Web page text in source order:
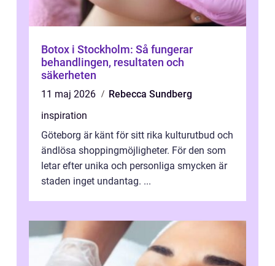
Botox i Stockholm: Så fungerar
behandlingen, resultaten och
säkerheten
11 maj 2026
Rebecca Sundberg
inspiration
Göteborg är känt för sitt rika kulturutbud och
ändlösa shoppingmöjligheter. För den som
letar efter unika och personliga smycken är
staden inget undantag. ...